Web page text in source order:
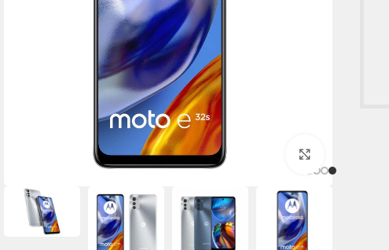
برای بزرگنمایی کلیک کنید